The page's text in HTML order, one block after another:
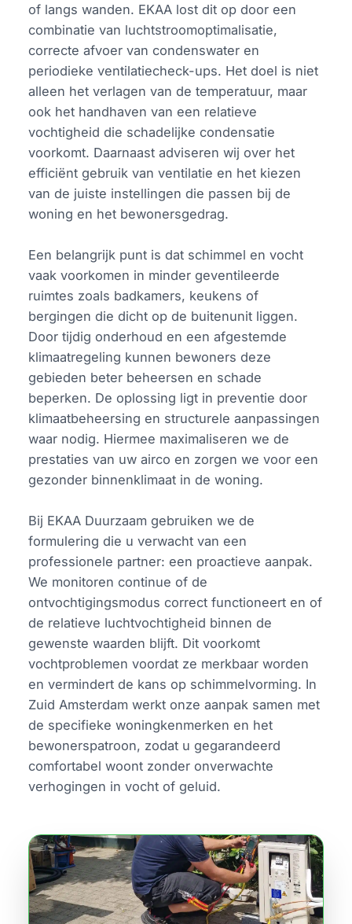
of langs wanden. EKAA lost dit op door een
combinatie van luchtstroomoptimalisatie,
correcte afvoer van condenswater en
periodieke ventilatiecheck-ups. Het doel is niet
alleen het verlagen van de temperatuur, maar
ook het handhaven van een relatieve
vochtigheid die schadelijke condensatie
voorkomt. Daarnaast adviseren wij over het
efficiënt gebruik van ventilatie en het kiezen
van de juiste instellingen die passen bij de
woning en het bewonersgedrag.
Een belangrijk punt is dat schimmel en vocht
vaak voorkomen in minder geventileerde
ruimtes zoals badkamers, keukens of
bergingen die dicht op de buitenunit liggen.
Door tijdig onderhoud en een afgestemde
klimaatregeling kunnen bewoners deze
gebieden beter beheersen en schade
beperken. De oplossing ligt in preventie door
klimaatbeheersing en structurele aanpassingen
waar nodig. Hiermee maximaliseren we de
prestaties van uw airco en zorgen we voor een
gezonder binnenklimaat in de woning.
Bij EKAA Duurzaam gebruiken we de
formulering die u verwacht van een
professionele partner: een proactieve aanpak.
We monitoren continue of de
ontvochtigingsmodus correct functioneert en of
de relatieve luchtvochtigheid binnen de
gewenste waarden blijft. Dit voorkomt
vochtproblemen voordat ze merkbaar worden
en vermindert de kans op schimmelvorming. In
Zuid Amsterdam werkt onze aanpak samen met
de specifieke woningkenmerken en het
bewonerspatroon, zodat u gegarandeerd
comfortabel woont zonder onverwachte
verhogingen in vocht of geluid.